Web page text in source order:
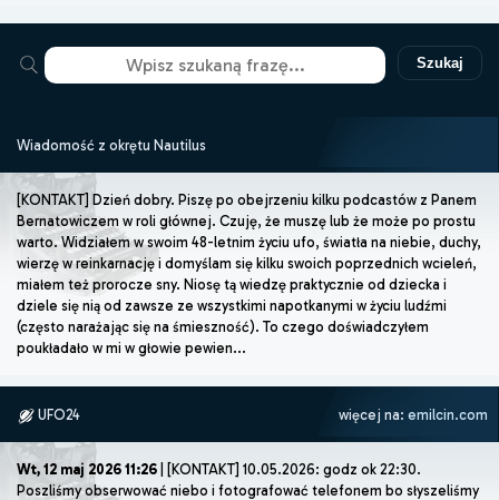
Szukaj
Wiadomość z okrętu Nautilus
[KONTAKT] Dzień dobry. Piszę po obejrzeniu kilku podcastów z Panem
Bernatowiczem w roli głównej. Czuję, że muszę lub że może po prostu
warto. Widziałem w swoim 48-letnim życiu ufo, światła na niebie, duchy,
wierzę w reinkarnację i domyślam się kilku swoich poprzednich wcieleń,
miałem też prorocze sny. Niosę tą wiedzę praktycznie od dziecka i
dziele się nią od zawsze ze wszystkimi napotkanymi w życiu ludźmi
(często narażając się na śmieszność). To czego doświadczyłem
poukładało w mi w głowie pewien...
UFO24 więcej na: emilcin.com
Wt, 12 maj 2026 11:26 | [KONTAKT] 10.05.2026: godz ok 22:30.
Poszliśmy obserwować niebo i fotografować telefonem bo słyszeliśmy